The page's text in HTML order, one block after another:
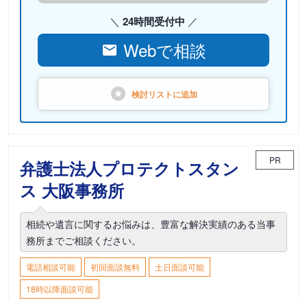
24時間受付中
Webで相談
検討リストに追加
弁護士法人プロテクトスタン
ス 大阪事務所
PR
相続や遺言に関するお悩みは、豊富な解決実績のある当事
務所までご相談ください。
電話相談可能 初回面談無料
土日面談可能
18時以降面談可能